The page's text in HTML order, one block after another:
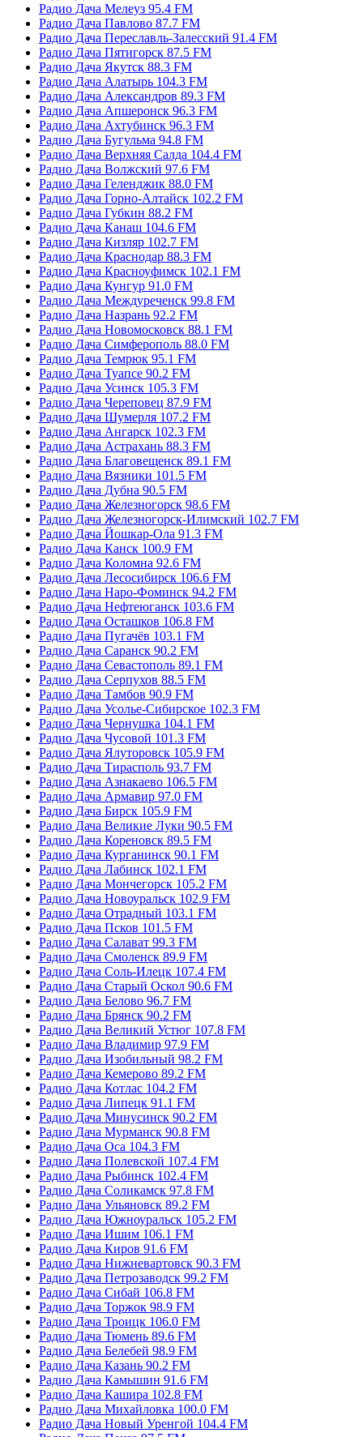
Радио Дача Мелеуз 95.4 FM
Радио Дача Павлово 87.7 FM
Радио Дача Переславль-Залесский 91.4 FM
Радио Дача Пятигорск 87.5 FM
Радио Дача Якутск 88.3 FM
Радио Дача Алатырь 104.3 FM
Радио Дача Александров 89.3 FM
Радио Дача Апшеронск 96.3 FM
Радио Дача Ахтубинск 96.3 FM
Радио Дача Бугульма 94.8 FM
Радио Дача Верхняя Салда 104.4 FM
Радио Дача Волжский 97.6 FM
Радио Дача Геленджик 88.0 FM
Радио Дача Горно-Алтайск 102.2 FM
Радио Дача Губкин 88.2 FM
Радио Дача Канаш 104.6 FM
Радио Дача Кизляр 102.7 FM
Радио Дача Краснодар 88.3 FM
Радио Дача Красноуфимск 102.1 FM
Радио Дача Кунгур 91.0 FM
Радио Дача Междуреченск 99.8 FM
Радио Дача Назрань 92.2 FM
Радио Дача Новомосковск 88.1 FM
Радио Дача Симферополь 88.0 FM
Радио Дача Темрюк 95.1 FM
Радио Дача Туапсе 90.2 FM
Радио Дача Усинск 105.3 FM
Радио Дача Череповец 87.9 FM
Радио Дача Шумерля 107.2 FM
Радио Дача Ангарск 102.3 FM
Радио Дача Астрахань 88.3 FM
Радио Дача Благовещенск 89.1 FM
Радио Дача Вязники 101.5 FM
Радио Дача Дубна 90.5 FM
Радио Дача Железногорск 98.6 FM
Радио Дача Железногорск-Илимский 102.7 FM
Радио Дача Йошкар-Ола 91.3 FM
Радио Дача Канск 100.9 FM
Радио Дача Коломна 92.6 FM
Радио Дача Лесосибирск 106.6 FM
Радио Дача Наро-Фоминск 94.2 FM
Радио Дача Нефтеюганск 103.6 FM
Радио Дача Осташков 106.8 FM
Радио Дача Пугачёв 103.1 FM
Радио Дача Саранск 90.2 FM
Радио Дача Севастополь 89.1 FM
Радио Дача Серпухов 88.5 FM
Радио Дача Тамбов 90.9 FM
Радио Дача Усолье-Сибирское 102.3 FM
Радио Дача Чернушка 104.1 FM
Радио Дача Чусовой 101.3 FM
Радио Дача Ялуторовск 105.9 FM
Радио Дача Тирасполь 93.7 FM
Радио Дача Азнакаево 106.5 FM
Радио Дача Армавир 97.0 FM
Радио Дача Бирск 105.9 FM
Радио Дача Великие Луки 90.5 FM
Радио Дача Кореновск 89.5 FM
Радио Дача Курганинск 90.1 FM
Радио Дача Лабинск 102.1 FM
Радио Дача Мончегорск 105.2 FM
Радио Дача Новоуральск 102.9 FM
Радио Дача Отрадный 103.1 FM
Радио Дача Псков 101.5 FM
Радио Дача Салават 99.3 FM
Радио Дача Смоленск 89.9 FM
Радио Дача Соль-Илецк 107.4 FM
Радио Дача Старый Оскол 90.6 FM
Радио Дача Белово 96.7 FM
Радио Дача Брянск 90.2 FM
Радио Дача Великий Устюг 107.8 FM
Радио Дача Владимир 97.9 FM
Радио Дача Изобильный 98.2 FM
Радио Дача Кемерово 89.2 FM
Радио Дача Котлас 104.2 FM
Радио Дача Липецк 91.1 FM
Радио Дача Минусинск 90.2 FM
Радио Дача Мурманск 90.8 FM
Радио Дача Оса 104.3 FM
Радио Дача Полевской 107.4 FM
Радио Дача Рыбинск 102.4 FM
Радио Дача Соликамск 97.8 FM
Радио Дача Ульяновск 89.2 FM
Радио Дача Южноуральск 105.2 FM
Радио Дача Ишим 106.1 FM
Радио Дача Киров 91.6 FM
Радио Дача Нижневартовск 90.3 FM
Радио Дача Петрозаводск 99.2 FM
Радио Дача Сибай 106.8 FM
Радио Дача Торжок 98.9 FM
Радио Дача Троицк 106.0 FM
Радио Дача Тюмень 89.6 FM
Радио Дача Белебей 98.9 FM
Радио Дача Казань 90.2 FM
Радио Дача Камышин 91.6 FM
Радио Дача Кашира 102.8 FM
Радио Дача Михайловка 100.0 FM
Радио Дача Новый Уренгой 104.4 FM